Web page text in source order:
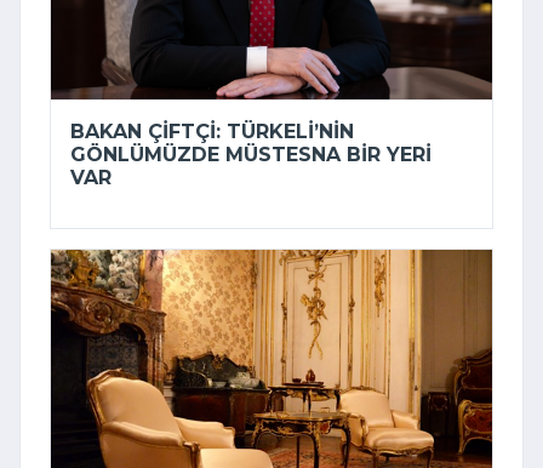
BAKAN ÇIFTÇI: TÜRKELI’NIN
GÖNLÜMÜZDE MÜSTESNA BIR YERI
VAR